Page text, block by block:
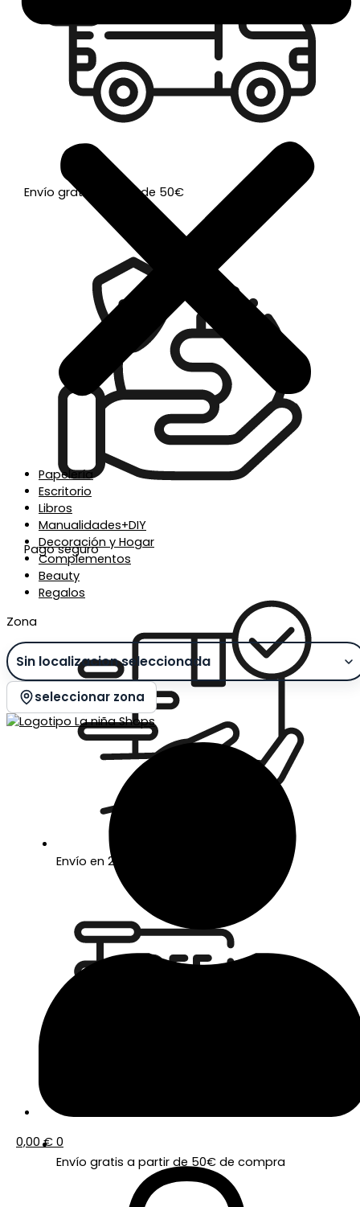
Papelería
Escritorio
Libros
Manualidades+DIY
Decoración y Hogar
Complementos
Beauty
Regalos
Zona
seleccionar zona
0,00€ 0
Envío gratis a partir de 50€
Pago seguro
Envío en 24/48 horas laborables
Envío gratis a partir de 50€ de compra